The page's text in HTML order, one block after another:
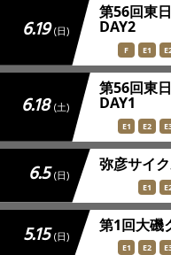
6.19 (日)
第56回東
DAY2
F E1
6.18 (土)
第56回東
DAY1
E1 E2
6.5 (日)
弥彦サイ
E1
5.15 (日)
第1回大磯
E1 E2